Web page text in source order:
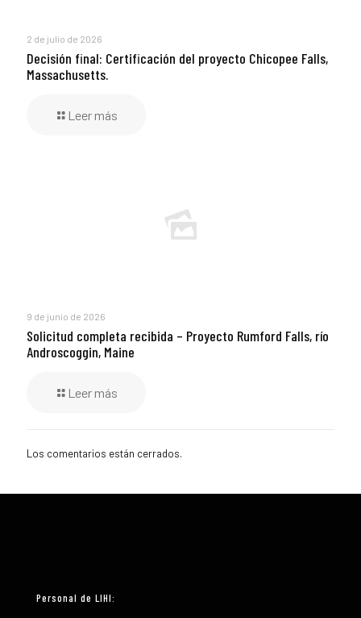
2 de julio de 2026
Decisión final: Certificación del proyecto Chicopee Falls,
Massachusetts.
Leer más
9 de junio de 2026
Solicitud completa recibida – Proyecto Rumford Falls, río
Androscoggin, Maine
Leer más
Los comentarios están cerrados.
Personal de LIHI: